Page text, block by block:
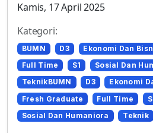
Kamis, 17 April 2025
Kategori:
BUMN D3 Ekonomi Dan
Full Time
S1
Sosial Dan
TeknikBUMN
D3
Ekonomi
Fresh Graduate
Full Time
Sosial Dan Humaniora
Teknik